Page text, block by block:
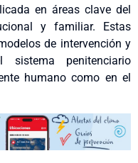
en áreas clave del
y familiar. Estas
de intervención y
sistema penitenciario
humano como en el